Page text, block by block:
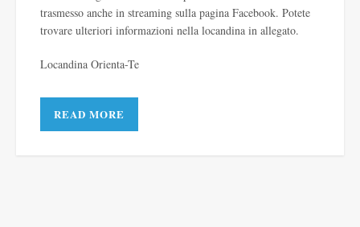
trasmesso anche in streaming sulla pagina Facebook. Potete
trovare ulteriori informazioni nella locandina in allegato.
Locandina Orienta-Te
READ MORE